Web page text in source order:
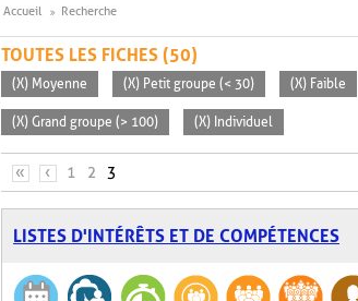
Accueil Recherche
TOUTES LES FICHES (50)
(X) Moyenne (X) Petit groupe (< 30) (X) Faible
(X) Grand groupe (> 100) (X) Individuel
PAGES
« ‹ 1 2 3
LISTES D'INTÉRÊTS ET DE COMPÉTENCES